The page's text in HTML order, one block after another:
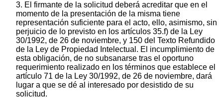
3. El firmante de la solicitud deberá acreditar que en el
momento de la presentación de la misma tiene
representación suficiente para el acto, ello, asimismo, sin
perjuicio de lo previsto en los artículos 35.f) de la Ley
30/1992, de 26 de noviembre, y 150 del Texto Refundido
de la Ley de Propiedad Intelectual. El incumplimiento de
esta obligación, de no subsanarse tras el oportuno
requerimiento realizado en los términos que establece el
artículo 71 de la Ley 30/1992, de 26 de noviembre, dará
lugar a que se dé al interesado por desistido de su
solicitud.